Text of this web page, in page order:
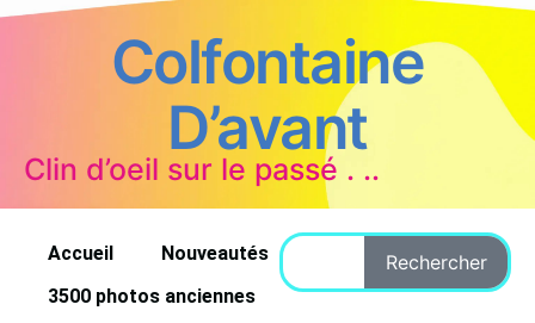
Colfontaine
D’avant
Clin d’oeil sur le passé . ..
Accueil
Nouveautés
3500 photos anciennes
Rechercher